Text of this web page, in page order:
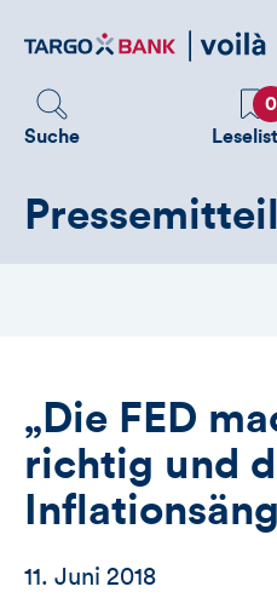
zum
Suche
0
„Die FED
richtig und
11. Juni 2018